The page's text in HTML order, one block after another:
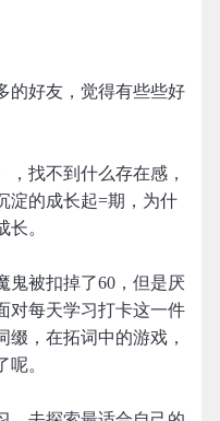
的好友，觉得有些些好
，找不到什么存在感，
淀的成长起=期，为什
。
鬼被扣掉了60，但是厌
对每天学习打卡这一件
，在拓词中的游戏，
。